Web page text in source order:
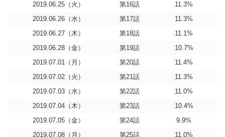
2019.06.25（火）
第16話
11.3%
2019.06.26（水）
第17話
11.3%
2019.06.27（木）
第18話
11.1%
2019.06.28（金）
第19話
10.7%
2019.07.01（月）
第20話
11.4%
2019.07.02（火）
第21話
11.3%
2019.07.03（水）
第22話
11.0%
2019.07.04（木）
第23話
10.4%
2019.07.05（金）
第24話
9.9%
2019.07.08（月）
第25話
11.0%